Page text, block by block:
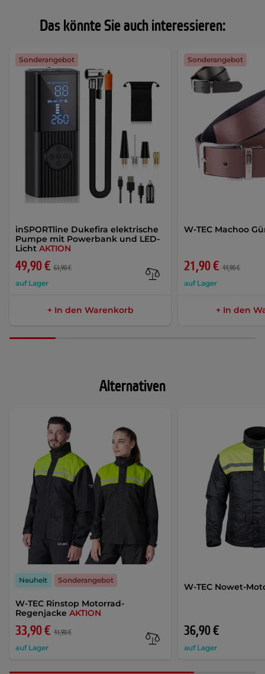
Das könnte Sie auch interessieren:
inSPORTline Dukefira elektrische
Pumpe mit Powerbank und LED-
Licht AKTION
49,90 € 61,90 €
auf Lager
Sonderangebot
+ In den Warenkorb
W-TEC Machoo
21,90 € 44,90 €
auf Lager
Sonderangebot
+ In den
Alternativen
W-TEC Rinstop Motorrad-
Regenjacke AKTION
33,90 € 41,90 €
auf Lager
Neuheit Sonderangebot
W-TEC Nowet-
36,90 €
auf Lager